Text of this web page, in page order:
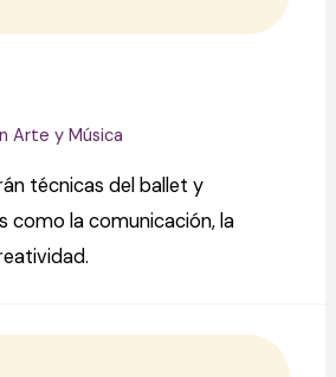
Arte y Música
técnicas del ballet y
como la comunicación, la